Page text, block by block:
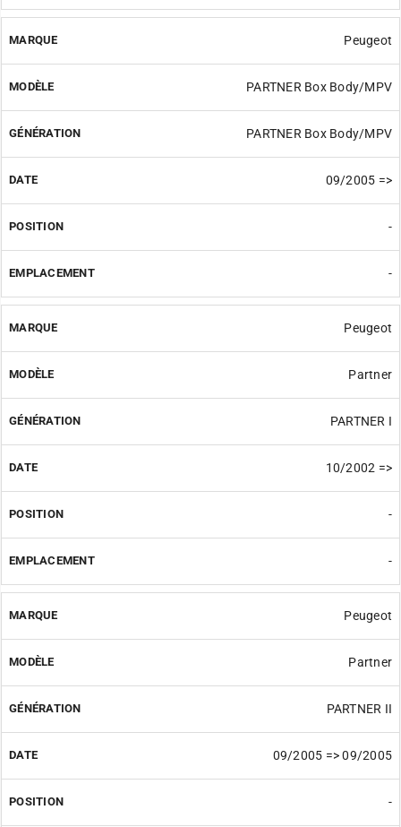
Peugeot
PARTNER Box Body/MPV
PARTNER Box Body/MPV
09/2005 =>
-
-
Peugeot
Partner
PARTNER I
10/2002 =>
-
-
Peugeot
Partner
PARTNER II
09/2005 => 09/2005
-